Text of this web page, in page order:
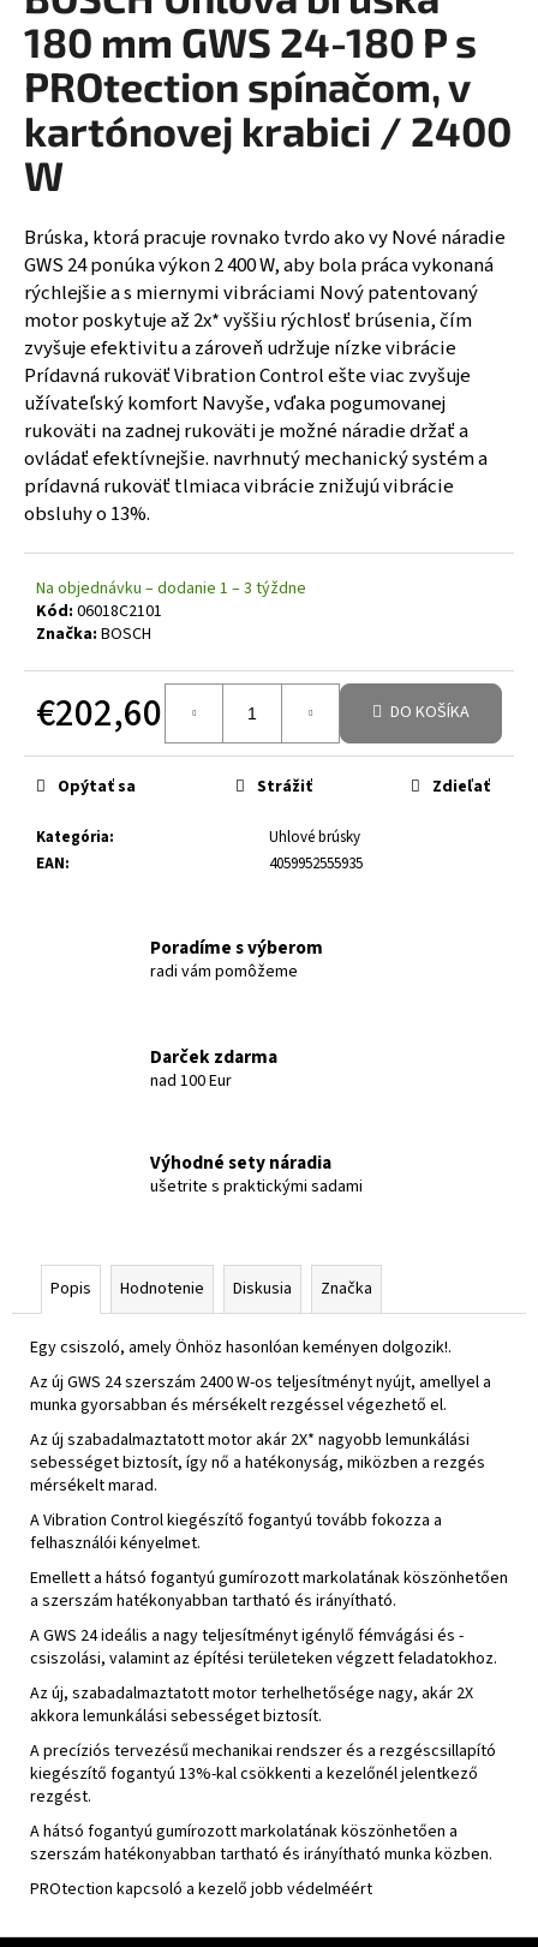
180 mm GWS 24-180 P s
PROtection spínačom, v
kartónovej krabici / 2400
W
Brúska, ktorá pracuje rovnako tvrdo ako vy Nové náradie
GWS 24 ponúka výkon 2 400 W, aby bola práca vykonaná
rýchlejšie a s miernymi vibráciami Nový patentovaný
motor poskytuje až 2x* vyššiu rýchlosť brúsenia, čím
zvyšuje efektivitu a zároveň udržuje nízke vibrácie
Prídavná rukoväť Vibration Control ešte viac zvyšuje
užívateľský komfort Navyše, vďaka pogumovanej
rukoväti na zadnej rukoväti je možné náradie držať a
ovládať efektívnejšie. navrhnutý mechanický systém a
prídavná rukoväť tlmiaca vibrácie znižujú vibrácie
obsluhy o 13%.
Na objednávku – dodanie 1 – 3 týždne
Kód: 06018C2101
Značka: BOSCH
€202,60 DO KOŠÍKA
Kategória:
Uhlové brúsky
EAN: 4059952555935
Opýtať sa Strážiť Zdieľať
Poradíme s výberom
radi vám pomôžeme
Darček zdarma
nad 100 Eur
Výhodné sety náradia
ušetrite s praktickými sadami
Popis Hodnotenie Diskusia Značka
Egy csiszoló, amely Önhöz hasonlóan keményen dolgozik!.
Az új GWS 24 szerszám 2400 W-os teljesítményt nyújt, amellyel a
munka gyorsabban és mérsékelt rezgéssel végezhető el.
Az új szabadalmaztatott motor akár 2X* nagyobb lemunkálási
sebességet biztosít, így nő a hatékonyság, miközben a rezgés
mérsékelt marad.
A Vibration Control kiegészítő fogantyú tovább fokozza a
felhasználói kényelmet.
Emellett a hátsó fogantyú gumírozott markolatának köszönhetően
a szerszám hatékonyabban tartható és irányítható.
A GWS 24 ideális a nagy teljesítményt igénylő fémvágási és -
csiszolási, valamint az építési területeken végzett feladatokhoz.
Az új, szabadalmaztatott motor terhelhetősége nagy, akár 2X
akkora lemunkálási sebességet biztosít.
A precíziós tervezésű mechanikai rendszer és a rezgéscsillapító
kiegészítő fogantyú 13%-kal csökkenti a kezelőnél jelentkező
rezgést.
A hátsó fogantyú gumírozott markolatának köszönhetően a
szerszám hatékonyabban tartható és irányítható munka közben.
PROtection kapcsoló a kezelő jobb védelméért
á
j
s
ť
?
HĽADAŤ